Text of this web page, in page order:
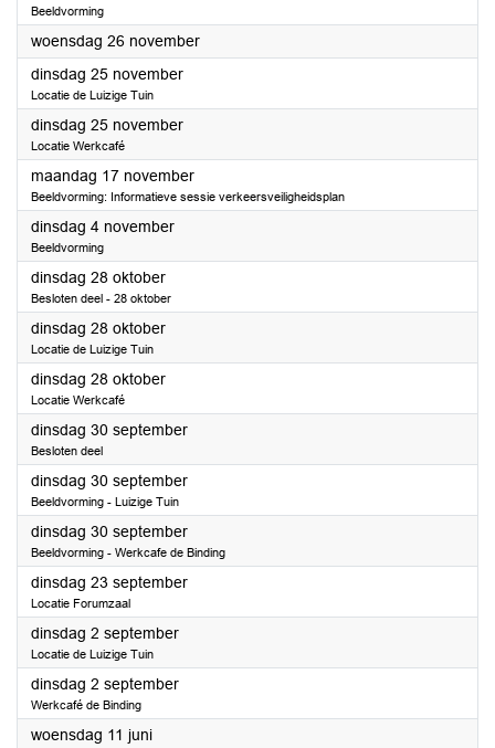
Beeldvorming
woensdag 26 november2025
dinsdag 25 november2025
Locatie de Luizige Tuin
dinsdag 25 november2025
Locatie Werkcafé
maandag 17 november2025
Beeldvorming: Informatieve sessie verkeersveiligheidsplan
dinsdag 4 november2025
Beeldvorming
dinsdag 28 oktober2025
Besloten deel - 28 oktober
dinsdag 28 oktober2025
Locatie de Luizige Tuin
dinsdag 28 oktober2025
Locatie Werkcafé
dinsdag 30 september2025
Besloten deel
dinsdag 30 september2025
Beeldvorming - Luizige Tuin
dinsdag 30 september2025
Beeldvorming - Werkcafe de Binding
dinsdag 23 september2025
Locatie Forumzaal
dinsdag 2 september2025
Locatie de Luizige Tuin
dinsdag 2 september2025
Werkcafé de Binding
woensdag 11 juni2025